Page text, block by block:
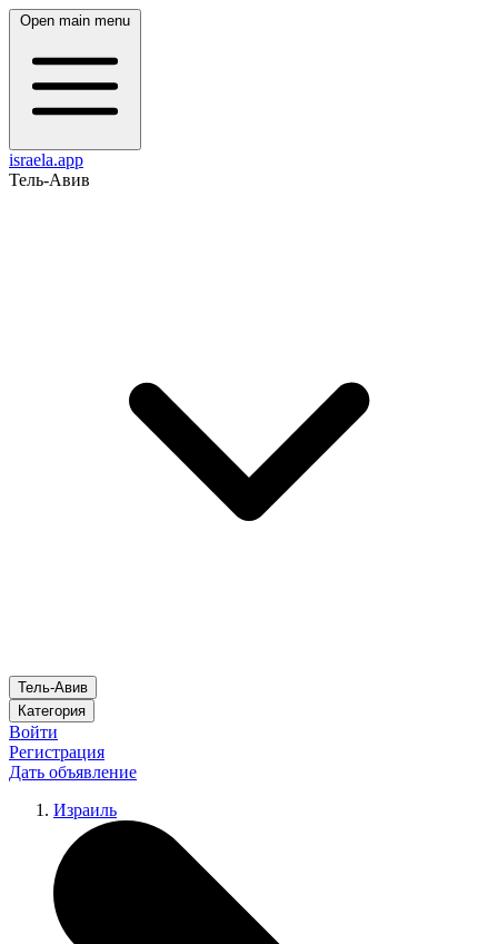
Open main menu
israela.app
Тель-Авив
Тель-Авив
Категория
Войти
Регистрация
Дать объявление
Израиль